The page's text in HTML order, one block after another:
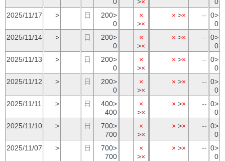
2025/11/17
> 日
200>
0
×
>×
× >× -- 0>
0
2025/11/14
> 日
200>
0
×
>×
× >× -- 0>
0
2025/11/13
> 日
200>
0
×
>×
× >× -- 0>
0
2025/11/12
> 日
200>
0
×
>×
× >× -- 0>
0
2025/11/11
> 日
400>
400
×
>×
× >× -- 0>
0
2025/11/10
> 日
700>
700
×
>×
× >× -- 0>
0
2025/11/07
> 日
700>
700
×
>×
× >× -- 0>
0